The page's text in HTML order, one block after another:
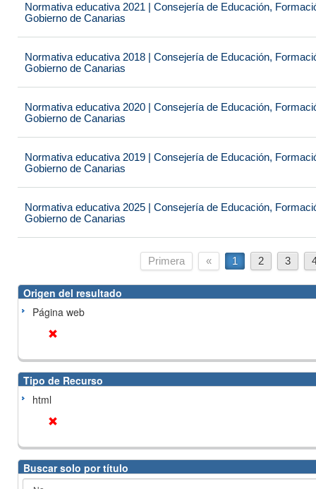
Normativa educativa 2021 | Consejería de Educación,
Gobierno de Canarias
Normativa educativa 2018 | Consejería de Educación,
Gobierno de Canarias
Normativa educativa 2020 | Consejería de Educación,
Gobierno de Canarias
Normativa educativa 2019 | Consejería de Educación,
Gobierno de Canarias
Normativa educativa 2025 | Consejería de Educación,
Gobierno de Canarias
Primera « 1 2 3
Origen del resultado
Página web
Tipo de Recurso
html
Buscar solo por título